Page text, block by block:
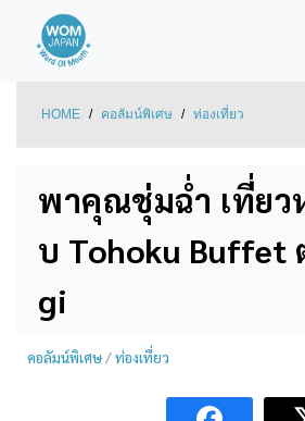
HOME / คอลัมน์พิเศษ / ท่องเที่ยว
พาคุณชุ่มฉ่ำ เที่ย
บ Tohoku Buffet
gi
คอลัมน์พิเศษ/ท่องเที่ยว